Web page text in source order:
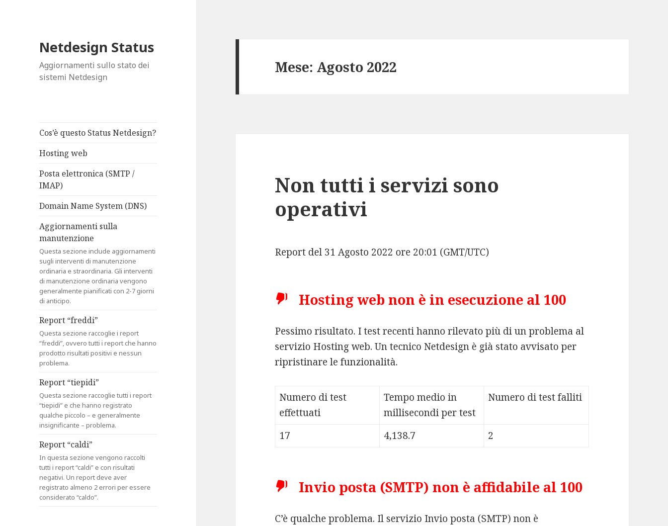
Netdesign Status
Aggiornamenti sullo stato dei
sistemi Netdesign
Cos’è questo Status Netdesign?
Hosting web
Posta elettronica (SMTP /
IMAP)
Domain Name System (DNS)
Aggiornamenti sulla
manutenzione
Questa sezione include aggiornamenti
sugli interventi di manutenzione
ordinaria e straordinaria. Gli interventi
di manutenzione ordinaria vengono
generalmente pianificati con 2-7 giorni
di anticipo.
Report “freddi”
Questa sezione raccoglie i report
“freddi”, ovvero tutti i report che hanno
prodotto risultati positivi e nessun
problema.
Report “tiepidi”
Questa sezione raccoglie tutti i report
“tiepidi” e che hanno registrato
qualche piccolo – e generalmente
insignificante – problema.
Report “caldi”
In questa sezione vengono raccolti
tutti i report “caldi” e con risultati
negativi. Un report deve aver
registrato almeno 2 errori per essere
considerato “caldo”.
Mese: Agosto 2022
Non tutti i servizi sono
operativi
Report del 31 Agosto 2022 ore 20:01 (GMT/UTC)
Hosting web non è in esecuzione al 100
Pessimo risultato. I test recenti hanno rilevato più di un problema al
servizio Hosting web. Un tecnico Netdesign è già stato avvisato per
ripristinare le funzionalità.
Numero di test
effettuati
Tempo medio in
millisecondi per test
Numero di test falliti
17 4,138.7 2
Invio posta (SMTP) non è affidabile al 100
C’è qualche problema. Il servizio Invio posta (SMTP) non è